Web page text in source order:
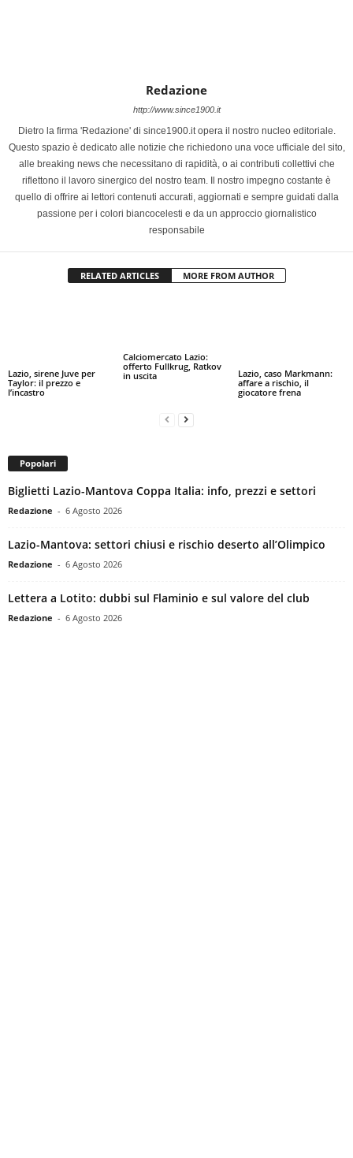
Redazione
http://www.since1900.it
Dietro la firma 'Redazione' di since1900.it opera il nostro nucleo editoriale.
Questo spazio è dedicato alle notizie che richiedono una voce ufficiale del sito,
alle breaking news che necessitano di rapidità, o ai contributi collettivi che
riflettono il lavoro sinergico del nostro team. Il nostro impegno costante è
quello di offrire ai lettori contenuti accurati, aggiornati e sempre guidati dalla
passione per i colori biancocelesti e da un approccio giornalistico
responsabile
RELATED ARTICLES MORE FROM AUTHOR
Lazio, sirene Juve per
Taylor: il prezzo e
l’incastro
Calciomercato Lazio:
offerto Fullkrug, Ratkov
in uscita
Lazio, caso Markmann:
affare a rischio, il
giocatore frena
Popolari
Biglietti Lazio-Mantova Coppa Italia: info, prezzi e settori
Redazione - 6 Agosto 2026
Lazio-Mantova: settori chiusi e rischio deserto all’Olimpico
Redazione - 6 Agosto 2026
Lettera a Lotito: dubbi sul Flaminio e sul valore del club
Redazione - 6 Agosto 2026